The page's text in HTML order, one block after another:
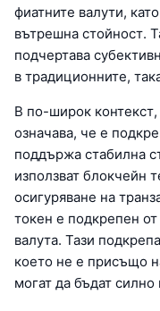
фиатните валути,
вътрешна стойност.
подчертава
в традиционните,
В по-широк
означава, че е
поддържа стабилна
използват блокчейн
осигуряване на
токен е подкрепен
валута. Тази
което не е присъщо
могат да бъдат силно